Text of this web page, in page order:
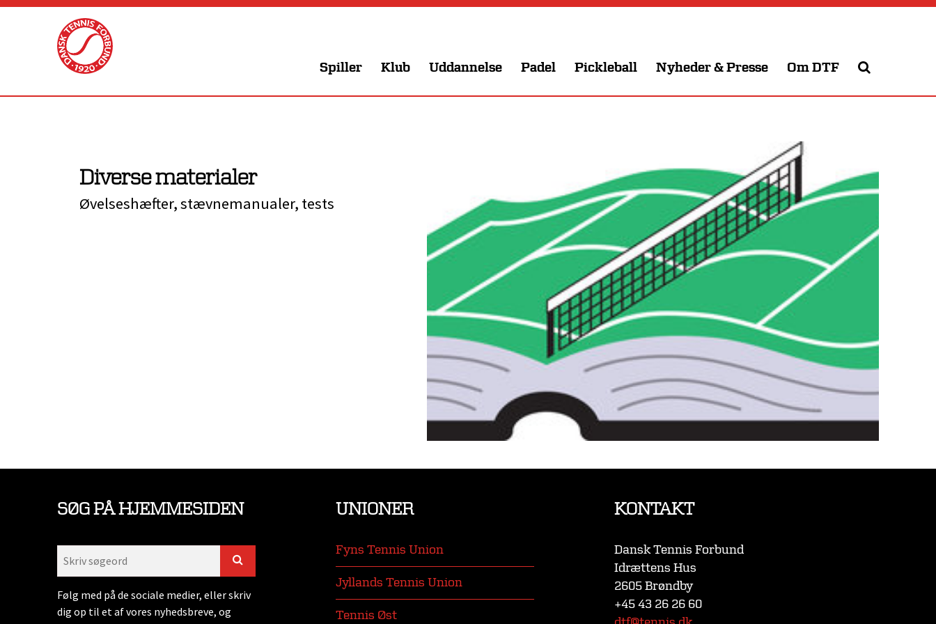
Skip
Spiller Klub Uddannelse Padel Pickleball Nyheder & Presse Om DTF
Diverse materialer
Øvelseshæfter, stævnemanualer, tests
SØG PÅ HJEMMESIDEN
Følg med på de sociale medier, eller skriv
dig op til et af vores nyhedsbreve, og
UNIONER
Fyns Tennis Union
Jyllands Tennis Union
Tennis Øst
KONTAKT
Dansk Tennis Forbund
Idrættens Hus
2605 Brøndby
+45 43 26 26 60